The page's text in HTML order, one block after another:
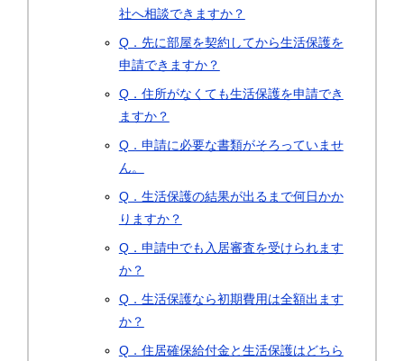
社へ相談できますか？
Q．先に部屋を契約してから生活保護を
申請できますか？
Q．住所がなくても生活保護を申請でき
ますか？
Q．申請に必要な書類がそろっていませ
ん。
Q．生活保護の結果が出るまで何日かか
りますか？
Q．申請中でも入居審査を受けられます
か？
Q．生活保護なら初期費用は全額出ます
か？
Q．住居確保給付金と生活保護はどちら